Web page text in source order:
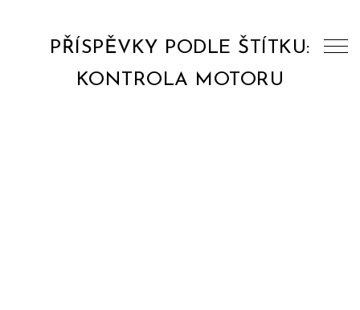
PŘÍSPĚVKY PODLE ŠTÍTKU:
KONTROLA MOTORU